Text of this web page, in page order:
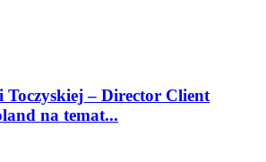
– Director Client
na temat...